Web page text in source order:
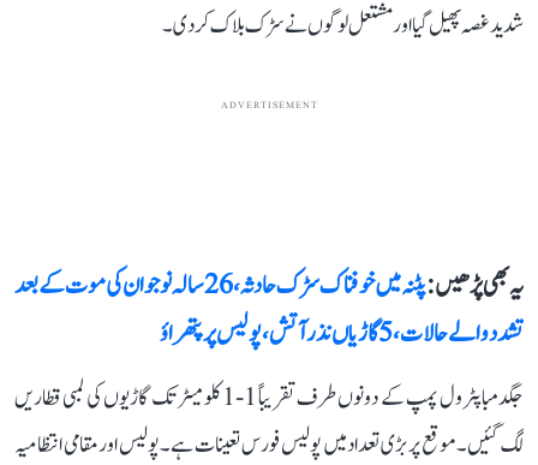
شدید غصہ پھیل گیا اور مشتعل لوگوں نے سڑک بلاک کر دی۔
ADVERTISEMENT
یہ بھی پڑھیں :
پٹنہ میں خوفناک سڑک حادثہ، 26 سالہ نوجوان کی موت کے بعد
تشدد والے حالات، 5 گاڑیاں نذر آتش، پولیس پر پتھراؤ
جگدمبا پٹرول پمپ کے دونوں طرف تقریباً 1-1 کلومیٹر تک گاڑیوں کی لمبی قطاریں
لگ گئیں۔ موقع پر بڑی تعداد میں پولیس فورس تعینات ہے۔ پولیس اور مقامی انتظامیہ